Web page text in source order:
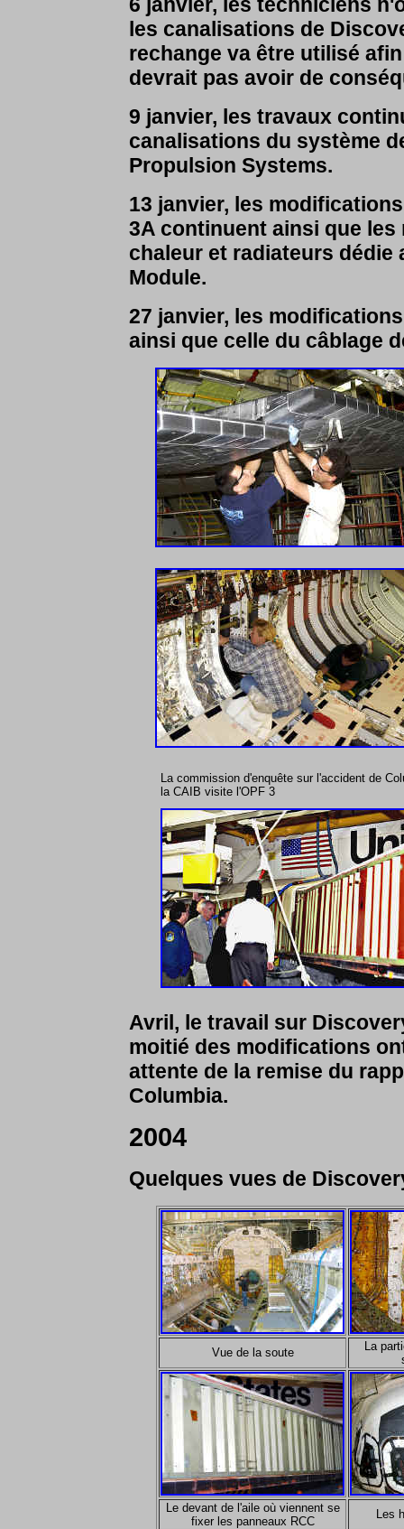
les canalisations de
rechange va être utilisé
devrait pas avoir de
9 janvier, les travaux
canalisations du système
Propulsion Systems.
13 janvier, les
3A continuent ainsi que
chaleur et radiateurs
Module.
27 janvier, les
ainsi que celle du câblage
La commission d'enquête sur l'accident de
la CAIB visite l'OPF 3
Avril, le travail sur
moitié des modifications
attente de la remise du
Columbia.
2004
Quelques vues de
Vue de la soute
La
Le devant de l'aile où viennent se
fixer les panneaux RCC
Les